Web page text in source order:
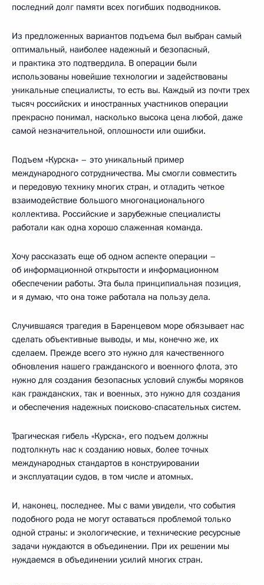
последний долг памяти всех погибших подводников.
Из предложенных вариантов подъема был выбран самый
оптимальный, наиболее надежный и безопасный,
и практика это подтвердила. В операции были
использованы новейшие технологии и задействованы
уникальные специалисты, то есть вы. Каждый из почти трех
тысяч российских и иностранных участников операции
прекрасно понимал, насколько высока цена любой, даже
самой незначительной, оплошности или ошибки.
Подъем «Курска» – это уникальный пример
международного сотрудничества. Мы смогли совместить
и передовую технику многих стран, и отладить четкое
взаимодействие большого многонационального
коллектива. Российские и зарубежные специалисты
работали как одна хорошо слаженная команда.
Хочу рассказать еще об одном аспекте операции –
об информационной открытости и информационном
обеспечении работы. Эта была принципиальная позиция,
и я думаю, что она тоже работала на пользу дела.
Случившаяся трагедия в Баренцевом море обязывает нас
сделать объективные выводы, и мы, конечно же, их
сделаем. Прежде всего это нужно для качественного
обновления нашего гражданского и военного флота, это
нужно для создания безопасных условий службы моряков
как гражданских, так и военных, это нужно для создания
и обеспечения надежных поисково-спасательных систем.
Трагическая гибель «Курска», его подъем должны
подтолкнуть нас к созданию новых, более точных
международных стандартов в конструировании
и эксплуатации судов, в том числе и атомных.
И, наконец, последнее. Мы с вами увидели, что события
подобного рода не могут оставаться проблемой только
одной страны: и экологические, и технические ресурсные
задачи нуждаются в объединении. При их решении мы
нуждаемся в объединении усилий многих стран.